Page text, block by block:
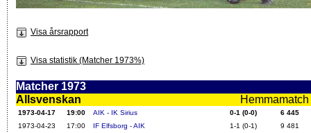
Visa årsrapport
Visa statistik (Matcher 1973%)
Matcher 1973
Allsvenskan
1973-04-17 19:00 AIK - IK Sirius 0-1 (0-0)
6 445
1973-04-23
17:00 IF Elfsborg - AIK 1-1 (0-1)
9 481